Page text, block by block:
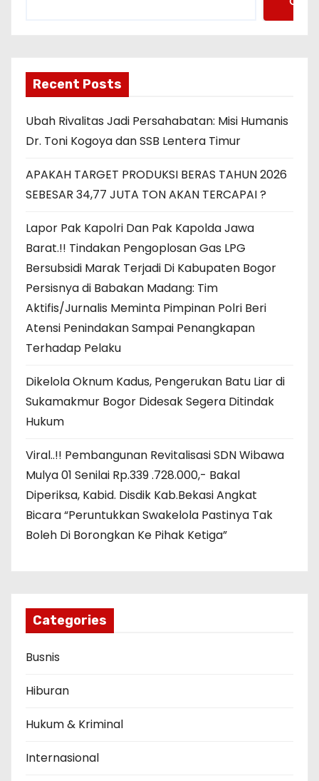
Recent Posts
Ubah Rivalitas Jadi Persahabatan: Misi Humanis
Dr. Toni Kogoya dan SSB Lentera Timur
APAKAH TARGET PRODUKSI BERAS TAHUN 2026
SEBESAR 34,77 JUTA TON AKAN TERCAPAI ?
Lapor Pak Kapolri Dan Pak Kapolda Jawa
Barat.!! Tindakan Pengoplosan Gas LPG
Bersubsidi Marak Terjadi Di Kabupaten Bogor
Persisnya di Babakan Madang: Tim
Aktifis/Jurnalis Meminta Pimpinan Polri Beri
Atensi Penindakan Sampai Penangkapan
Terhadap Pelaku
Dikelola Oknum Kadus, Pengerukan Batu Liar di
Sukamakmur Bogor Didesak Segera Ditindak
Hukum
Viral..!! Pembangunan Revitalisasi SDN Wibawa
Mulya 01 Senilai Rp.339 .728.000,- Bakal
Diperiksa, Kabid. Disdik Kab.Bekasi Angkat
Bicara “Peruntukkan Swakelola Pastinya Tak
Boleh Di Borongkan Ke Pihak Ketiga”
Categories
Busnis
Hiburan
Hukum & Kriminal
Internasional